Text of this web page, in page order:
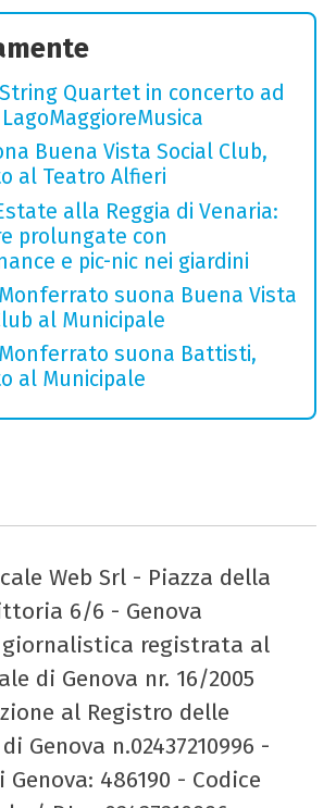
Quartet in concerto ad
Buena Vista Social Club,
al Teatro Alfieri
alla Reggia di Venaria:
prolungate con
e pic-nic nei giardini
suona Buena Vista
al Municipale
suona Battisti,
al Municipale
Web Srl - Piazza della
6/6 - Genova
registrata al
di Genova nr. 16/2005
al Registro delle
Genova n.02437210996 -
Genova: 486190 - Codice